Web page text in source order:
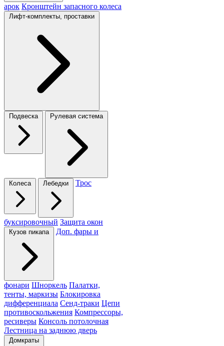
арок Кронштейн запасного колеса
Лифт-комплекты, проставки
Подвеска Рулевая система
Колеса Лебедки Трос
буксировочный Защита окон
Кузов пикапа Доп. фары и
фонари Шноркель Палатки,
тенты, маркизы Блокировка
дифференциала Сенд-траки Цепи
противоскольжения Компрессоры,
ресиверы Консоль потолочная
Лестница на заднюю дверь
Домкраты